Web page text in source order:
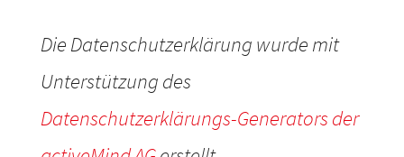
Die Datenschutzerklärung wurde mit
Unterstützung des
Datenschutzerklärungs-Generators der